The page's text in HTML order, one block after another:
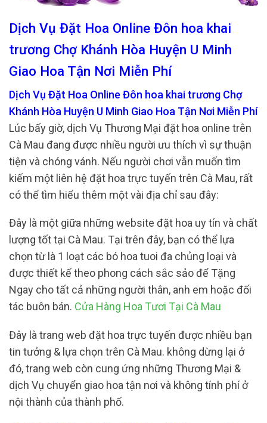
Dịch Vụ Đặt Hoa Online Đôn hoa khai
trương Chợ Khánh Hòa Huyện U Minh
Giao Hoa Tận Nơi Miễn Phí
Dịch Vụ Đặt Hoa Online Đôn hoa khai trương Chợ
Khánh Hòa Huyện U Minh Giao Hoa Tận Nơi Miễn Phí
Lúc bấy giờ, dịch Vụ Thương Mại đặt hoa online trên
Cà Mau đang được nhiều người ưu thích vì sự thuận
tiện và chóng vánh. Nếu người chơi vẫn muốn tìm
kiếm một liên hệ đặt hoa trực tuyến trên Cà Mau, rất
có thể tìm hiểu thêm một vài địa chỉ sau đây:
Đây là một giữa những website đặt hoa uy tín và chất
lượng tốt tại Cà Mau. Tại trên đây, bạn có thể lựa
chọn từ là 1 loạt các bó hoa tuoi đa chủng loại và
được thiết kế theo phong cách sắc sảo để Tặng
Ngay cho tất cả những người thân, anh em hoặc đối
tác buôn bán. Cửa Hàng Hoa Tươi Tại Cà Mau
Đây là trang web đặt hoa trực tuyến được nhiều bạn
tin tưởng & lựa chọn trên Cà Mau. không dừng lại ở
đó, trang web còn cung ứng những Thương Mại &
dịch Vụ chuyển giao hoa tận nơi và không tính phí ở
nội thành của thành phố.